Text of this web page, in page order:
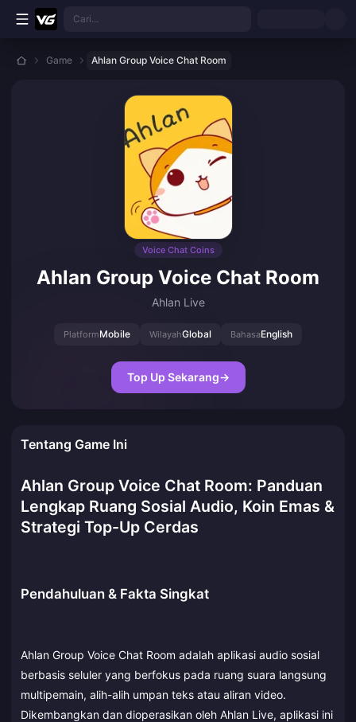
Lewati ke konten utama
Cari...
Game Ahlan Group Voice Chat Room
Voice Chat Coins
Ahlan Group Voice Chat Room
Ahlan Live
PlatformMobile WilayahGlobal BahasaEnglish
Top Up Sekarang→
Tentang Game Ini
Ahlan Group Voice Chat Room: Panduan
Lengkap Ruang Sosial Audio, Koin Emas &
Strategi Top-Up Cerdas
Pendahuluan & Fakta Singkat
Ahlan Group Voice Chat Room adalah aplikasi audio sosial
berbasis seluler yang berfokus pada ruang suara langsung
multipemain, alih-alih umpan teks atau aliran video.
Dikembangkan dan dioperasikan oleh Ahlan Live, aplikasi ini